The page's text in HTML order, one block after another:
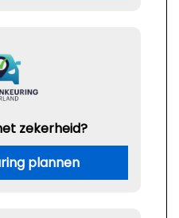
zekerheid?
plannen